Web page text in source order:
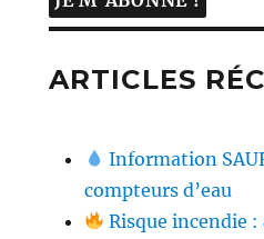
ARTICLES
Information
compteurs d’eau
Risque incendie :